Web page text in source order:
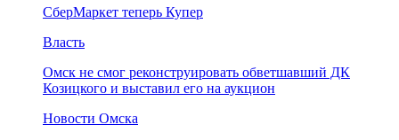
СберМаркет теперь Купер
Власть
Омск не смог реконструировать обветшавший ДК
Козицкого и выставил его на аукцион
Новости Омска